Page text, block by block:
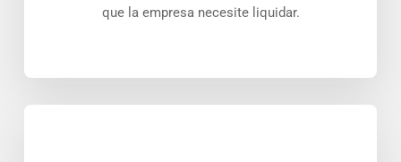
que la empresa necesite liquidar.